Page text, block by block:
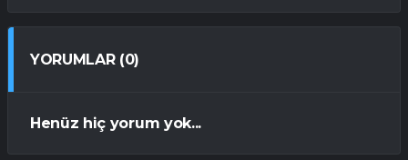
YORUMLAR (0)
Henüz hiç yorum yok...